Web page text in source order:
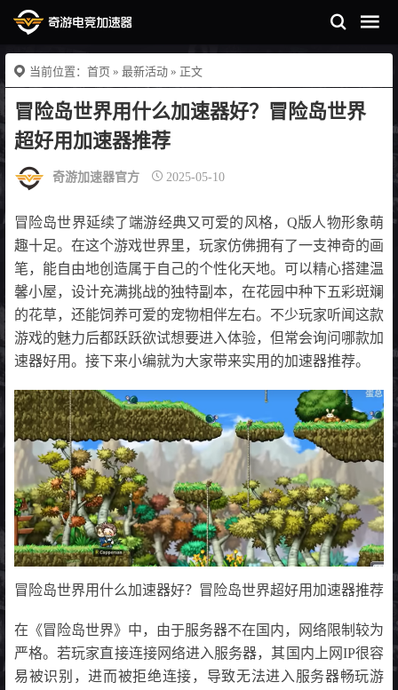
当前位置： 首页 » 最新活动 » 正文
冒险岛世界用什么加速器好？冒险岛世界
超好用加速器推荐
奇游加速器官方 2025-05-10
冒险岛世界延续了端游经典又可爱的风格，Q版人物形象萌
趣十足。在这个游戏世界里，玩家仿佛拥有了一支神奇的画
笔，能自由地创造属于自己的个性化天地。可以精心搭建温
馨小屋，设计充满挑战的独特副本，在花园中种下五彩斑斓
的花草，还能饲养可爱的宠物相伴左右。不少玩家听闻这款
游戏的魅力后都跃跃欲试想要进入体验，但常会询问哪款加
速器好用。接下来小编就为大家带来实用的加速器推荐。
冒险岛世界用什么加速器好？冒险岛世界超好用加速器推荐
在《冒险岛世界》中，由于服务器不在国内，网络限制较为
严格。若玩家直接连接网络进入服务器，其国内上网IP很容
易被识别，进而被拒绝连接，导致无法进入服务器畅玩游